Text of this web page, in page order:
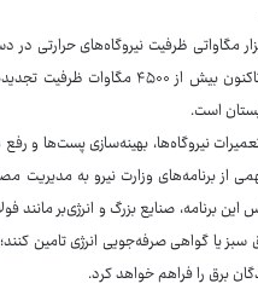
مگاواتی ظرفیت نیروگاه‌های حرارتی در
دارد. طبق اعلام وزارت نیرو،
است.
نیروگاه‌ها، بهینه‌سازی پست‌ها و
برنامه‌های وزارت نیرو به مدیریت
این برنامه، صنایع بزرگ و انرژی‌بر
سبز یا گواهی صرفه‌جویی انرژی تامین
برق را فراهم خواهد کرد.